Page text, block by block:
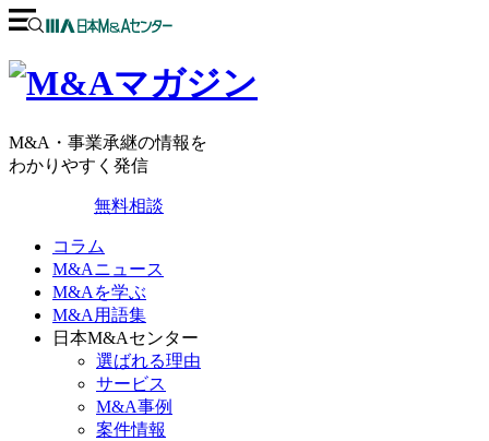
M&A・事業承継の情報を
わかりやすく発信
無料相談
コラム
M&Aニュース
M&Aを学ぶ
M&A用語集
日本M&Aセンター
選ばれる理由
サービス
M&A事例
案件情報